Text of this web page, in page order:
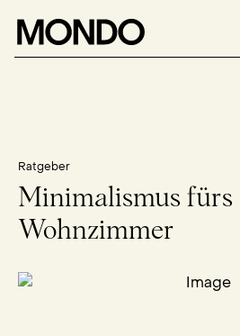
Ratgeber
Minimalismus fürs
Wohnzimmer